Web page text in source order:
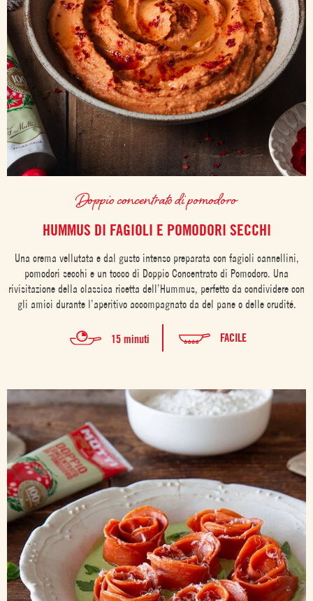
Doppio concentrato di pomodoro
HUMMUS DI FAGIOLI E POMODORI SECCHI
Una crema vellutata e dal gusto intenso preparata con fagioli cannellini,
pomodori secchi e un tocco di Doppio Concentrato di Pomodoro. Una
rivisitazione della classica ricetta dell’Hummus, perfetto da condividere con
gli amici durante l’aperitivo accompagnato da del pane o delle crudité.
15 minuti FACILE